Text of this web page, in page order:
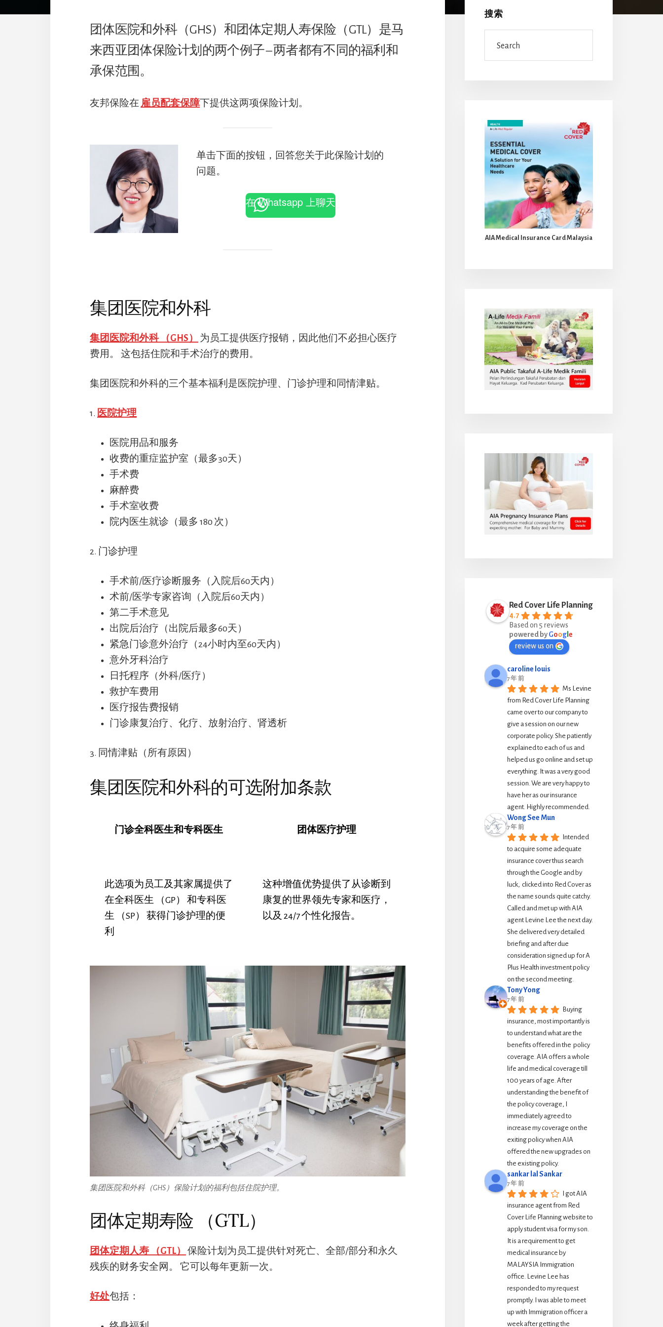
团体医院和外科（GHS）和团体定期人寿保险（GTL）是马
来西亚团体保险计划的两个例子 – 两者都有不同的福利和
承保范围。
友邦保险在 雇员配套保障下提供这两项保险计划。
单击下面的按钮，回答您关于此保险计划的
问题。
在 Whatsapp 上聊天
集团医院和外科
集团医院和外科 （GHS）
为员工提供医疗报销，因此他们不必担心医疗
费用。 这包括住院和手术治疗的费用。
集团医院和外科的三个基本福利是医院护理、门诊护理和同情津贴。
1. 医院护理
医院用品和服务
收费的重症监护室（最多30天）
手术费
麻醉费
手术室收费
院内医生就诊（最多 180 次）
2. 门诊护理
手术前/医疗诊断服务（入院后60天内）
术前/医学专家咨询（入院后60天内）
第二手术意见
出院后治疗（出院后最多60天）
紧急门诊意外治疗（24小时内至60天内）
意外牙科治疗
日托程序（外科/医疗）
救护车费用
医疗报告费报销
门诊康复治疗、化疗、放射治疗、肾透析
3. 同情津贴（所有原因）
集团医院和外科的可选附加条款
门诊全科医生和专科医生
此选项为员工及其家属提供了
在全科医生 （GP） 和专科医
生 （SP） 获得门诊护理的便
利
团体医疗护理
这种增值优势提供了从诊断到
康复的世界领先专家和医疗，
以及 24/7 个性化报告。
集团医院和外科（GHS）保险计划的福利包括住院护理。
团体定期寿险 （GTL）
团体定期人寿 （GTL）
保险计划为员工提供针对死亡、全部/部分和永久
残疾的财务安全网。 它可以每年更新一次。
好处包括：
Sidebar
搜索
AIA Medical Insurance Card Malaysia
Red Cover Life Planning
4.7
Based on 5 reviews
powered byGoog e
review us on
caroline louis
7 年 前
Ms Levine
from Red Cover Life Planning
came over to our company to
give a session on our new
corporate policy. She patiently
explained to each of us and
helped us go online and set up
everything. It was a very good
session. We are very happy to
have her as our insurance
agent. Highly recommended.
Wong See Mun
7 年 前
Intended
to acquire some adequate
insurance cover thus search
through the Google and by
luck,  clicked into Red Cover as
the name sounds quite catchy.
Called and met up with AIA
agent Levine Lee the next day.
She delivered very detailed
briefing and after due
consideration signed up for A
Plus Health investment policy
on the second meeting.
Tony Yong
7 年 前
Buying
insurance, most importantly is
to understand what are the
benefits offered in the  policy
coverage. AIA offers a whole
life and medical coverage till
100 years of age. After
understanding the benefit of
the policy coverage, I
immediately agreed to
increase my coverage on the
exiting policy when AIA
offered the new upgrades on
the existing policy.
sankar lal Sankar
7 年 前
I got AIA
insurance agent from Red
Cover Life Planning website to
apply student visa for my son.
It is a requirement to get
medical insurance by
MALAYSIA Immigration
office. Levine Lee has
responded to my request
promptly. I was able to meet
up with Immigration officer a
week after getting the